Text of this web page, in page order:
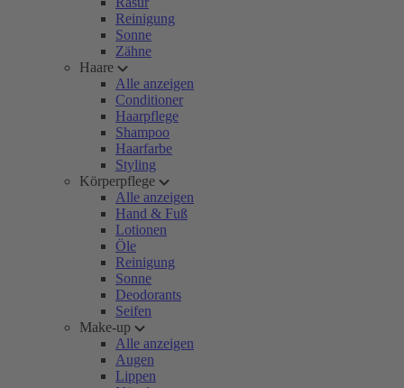
Reinigung
Sonne
Zähne
Haare
Alle anzeigen
Conditioner
Haarpflege
Shampoo
Haarfarbe
Styling
Körperpflege
Alle anzeigen
Hand & Fuß
Lotionen
Öle
Reinigung
Sonne
Deodorants
Seifen
Make-up
Alle anzeigen
Augen
Lippen